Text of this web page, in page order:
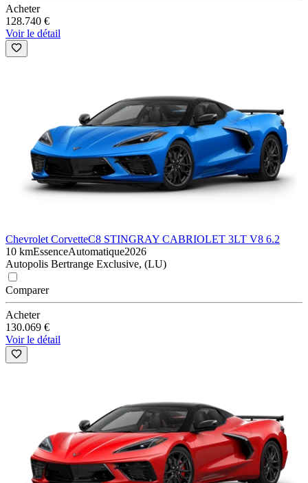
Acheter
128.740 €
Voir le détail
Chevrolet CorvetteC8 STINGRAY CABRIOLET 3LT V8 6.2
10 kmEssenceAutomatique2026
Autopolis Bertrange Exclusive, (LU)
Comparer
Acheter
130.069 €
Voir le détail